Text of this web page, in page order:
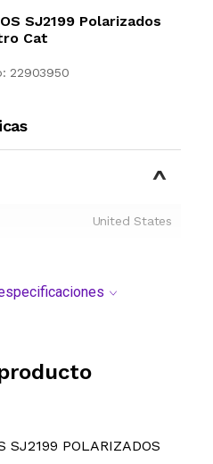
SJ2199 Polarizados
Cat
22903950
United States
SJ2199 POLARIZADOS